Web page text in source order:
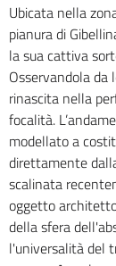
Ubicata nella
pianura di
la sua cattiva
Osservandola da
rinascita nella
focalità.
modellato a
direttamente
scalinata
oggetto
della sfera
l'universalità del